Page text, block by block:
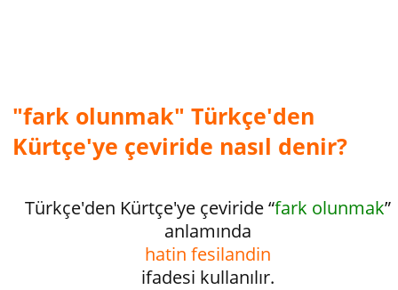
"fark olunmak" Türkçe'den
Kürtçe'ye çeviride nasıl denir?
Türkçe'den Kürtçe'ye çeviride “fark olunmak”
anlamında
hatin fe­silandin
ifadesi kullanılır.